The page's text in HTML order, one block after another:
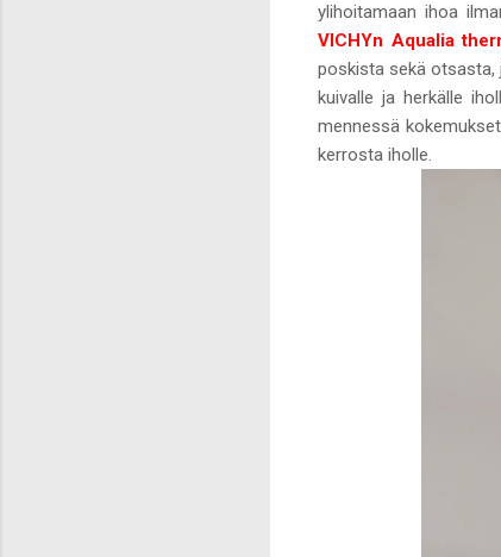
ylihoitamaan ihoa
VICHYn Aqualia
poskista sekä
kuivalle ja herkälle
mennessä
kerrosta iholle.